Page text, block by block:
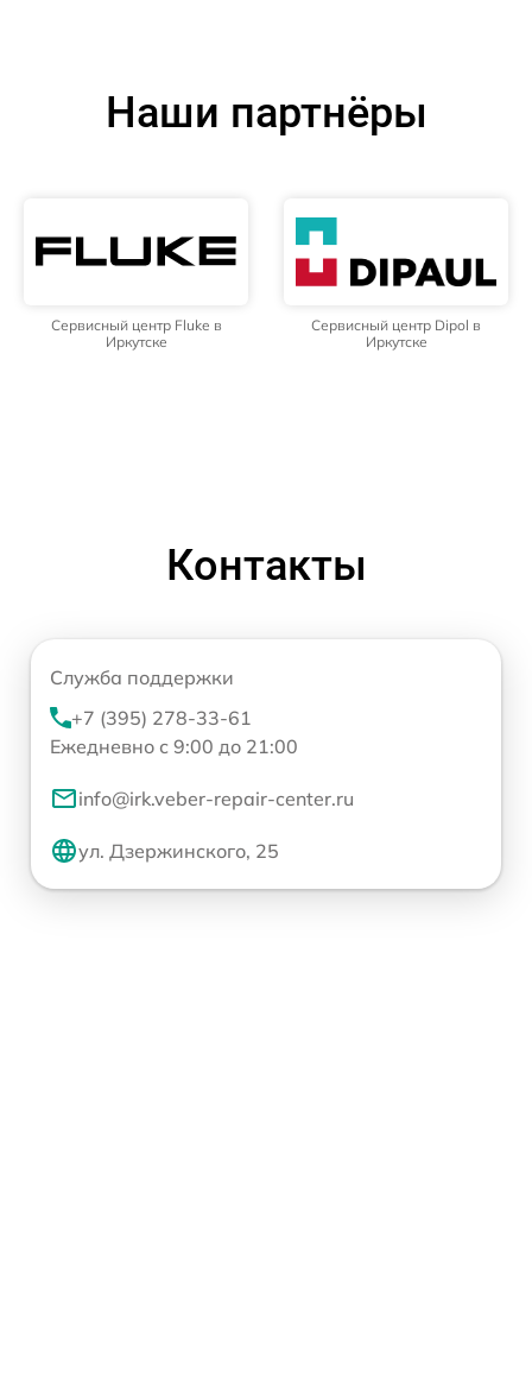
Наши партнёры
Сервисный центр Fluke в
Иркутске
Сервисный центр Dipol в
Иркутске
Контакты
Служба поддержки
+7 (395) 278-33-61
Ежедневно с 9:00 до 21:00
info@irk.veber-repair-center.ru
ул. Дзержинского, 25